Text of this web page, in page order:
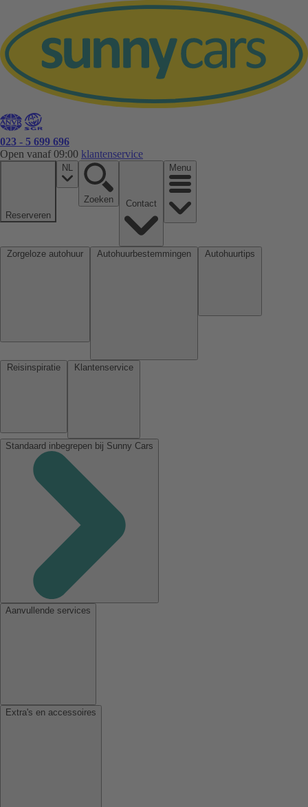
023 - 5 699 696
Open vanaf 09:00 klantenservice
Reserveren
NL
Zoeken
Menu
Standaard inbegrepen bij Sunny Cars
Aanvullende services
Extra's en accessoires